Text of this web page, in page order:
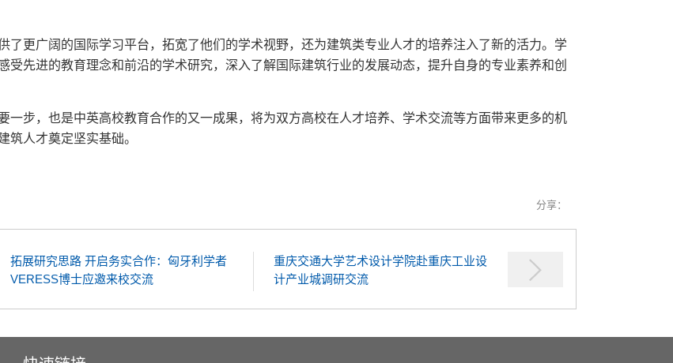
了更广阔的国际学习平台，拓宽了他们的学术视野，还为建筑类专业人才的培养注入了新的活力。学
受先进的教育理念和前沿的学术研究，深入了解国际建筑行业的发展动态，提升自身的专业素养和创
一步，也是中英高校教育合作的又一成果，将为双方高校在人才培养、学术交流等方面带来更多的机
筑人才奠定坚实基础。
分享：
拓展研究思路 开启务实合作：匈牙利学者
VERESS博士应邀来校交流
重庆交通大学艺术设计学院赴重庆工业设
计产业城调研交流